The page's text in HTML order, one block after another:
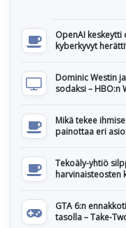
OpenAI keskeytti
kyberkyvyt
Dominic Westin
sodaksi – HBO:n
Mikä tekee
painottaa eri
Tekoäly-yhtiö
harvinaisteosten
GTA 6:n
tasolla – Take-